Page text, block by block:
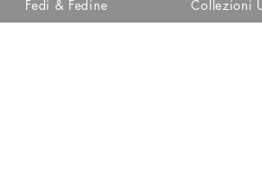
Fedi & Fedine Collezioni